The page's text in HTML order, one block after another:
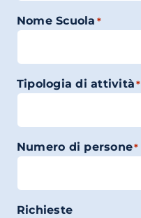
Nome Scuola *
Tipologia di attività*
Numero di persone*
Richieste